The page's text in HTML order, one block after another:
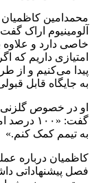
محمدامین کاظمیان
آلومینیوم اراک
امتیازی داریم که
پیدا می‌کنیم و از
به جایگاه قابل
او در خصوص گلزنی
گفت:
به تیمم کمک کنم.»
کاظمیان درباره
فصل پیشنهاداتی